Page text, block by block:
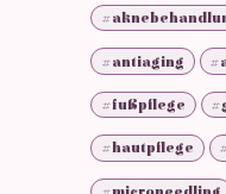
#antiaging
#fußpflege
#hautpflege